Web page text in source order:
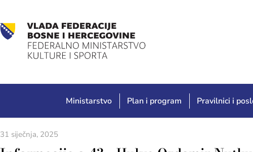
Ministarstvo Plan i program Pravilnici i
31 siječnja, 2025